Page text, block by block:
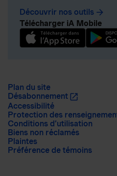
Découvrir nos outils arrow_forward
Télécharger iA Mobile
Plan du site
Désabonnement
Accessibilité
Protection des
Conditions d’utilisation
Biens non réclamés
Plaintes
Préférence de témoins